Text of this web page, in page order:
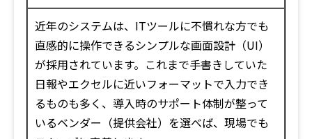
近年のシステムは、ITツールに不慣れな方でも
直感的に操作できるシンプルな画面設計（UI）
が採用されています。これまで手書きしていた
日報やエクセルに近いフォーマットで入力でき
るものも多く、導入時のサポート体制が整って
いるベンダー（提供会社）を選べば、現場でも